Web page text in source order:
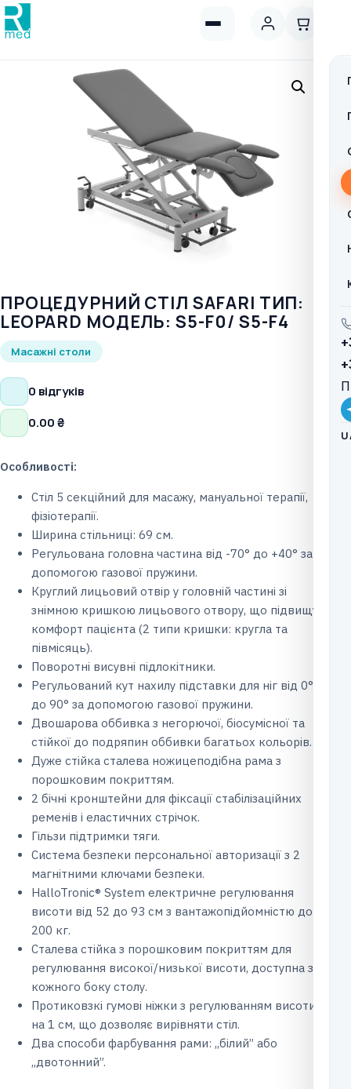
ПРОЦЕДУРНИЙ СТІЛ SAFARI ТИП:
LEOPARD МОДЕЛЬ: S5-F0/ S5-F4
Масажні столи
0 відгуків
0.00₴
Особливості:
Стіл 5 секційний для масажу, мануальної терапії,
фізіотерапії.
Ширина стільниці: 69 см.
Регульована головна частина від -70° до +40° за
допомогою газової пружини.
Круглий лицьовий отвір у головній частині зі
знімною кришкою лицьового отвору, що підвищує
комфорт пацієнта (2 типи кришки: кругла та
півмісяць).
Поворотні висувні підлокітники.
Регульований кут нахилу підставки для ніг від 0°
до 90° за допомогою газової пружини.
Двошарова оббивка з негорючої, біосумісної та
стійкої до подряпин оббивки багатьох кольорів.
Дуже стійка сталева ножицеподібна рама з
порошковим покриттям.
2 бічні кронштейни для фіксації стабілізаційних
ременів і еластичних стрічок.
Гільзи підтримки тяги.
Система безпеки персональної авторизації з 2
магнітними ключами безпеки.
HalloTronic® System електричне регулювання
висоти від 52 до 93 см з вантажопідйомністю до
200 кг.
Сталева стійка з порошковим покриттям для
регулювання високої/низької висоти, доступна з
кожного боку столу.
Протиковзкі гумові ніжки з регулюванням висоти
на 1 см, що дозволяє вирівняти стіл.
Два способи фарбування рами: ,,білий” або
,,двотонний”.